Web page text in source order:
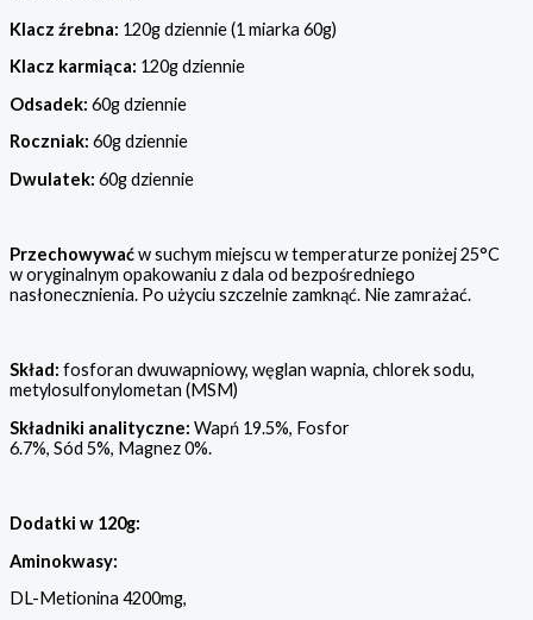
Klacz źrebna: 120g dziennie (1 miarka 60g)
Klacz karmiąca: 120g dziennie
Odsadek: 60g dziennie
Roczniak: 60g dziennie
Dwulatek: 60g dziennie
Przechowywaćw suchym miejscu w temperaturze poniżej 25°C
w oryginalnym opakowaniu z dala od bezpośredniego
nasłonecznienia. Po użyciu szczelnie zamknąć. Nie zamrażać.
Skład: fosforan dwuwapniowy, węglan wapnia, chlorek sodu,
metylosulfonylometan (MSM)
Składniki analityczne: Wapń 19.5%, Fosfor
6.7%, Sód 5%, Magnez 0%.
Dodatki w 120g:
Aminokwasy:
DL-Metionina 4200mg,